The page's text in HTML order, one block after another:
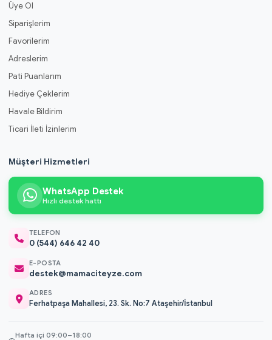
Üye Ol
Siparişlerim
Favorilerim
Adreslerim
Pati Puanlarım
Hediye Çeklerim
Havale Bildirim
Ticari İleti İzinlerim
Müşteri Hizmetleri
WhatsApp Destek
Hızlı destek hattı
TELEFON
0 (544) 646 42 40
E-POSTA
destek@mamaciteyze.com
ADRES
Ferhatpaşa Mahallesi, 23. Sk. No:7 Ataşehir/İstanbul
Hafta içi 09:00–18:00